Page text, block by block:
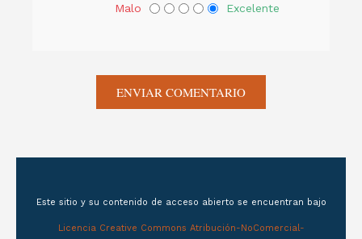
Malo Excelente
Este sitio y su contenido de acceso abierto se encuentran bajo
Licencia Creative Commons Atribución-NoComercial-